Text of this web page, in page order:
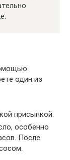
один из
присыпкой.
особенно
После